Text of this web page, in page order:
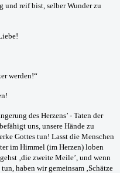
und reif bist, selber Wunder zu
werden!“
des Herzens’ - Taten der
uns, unsere Hände zu
Gottes tun! Lasst die Menschen
im Himmel (im Herzen) loben
‚die zweite Meile’, und wenn
haben wir gemeinsam ‚Schätze